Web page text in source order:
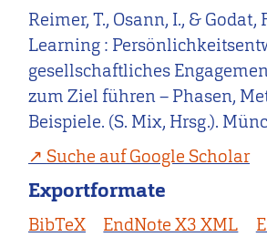
Reimer, T., Osann, I., & Godat,
Learning :
gesellschaftliches
zum Ziel führen – Phasen,
Beispiele. (S. Mix, Hrsg.).
Suche auf Google Scholar
Exportformate
BibTeX EndNote X3 XML